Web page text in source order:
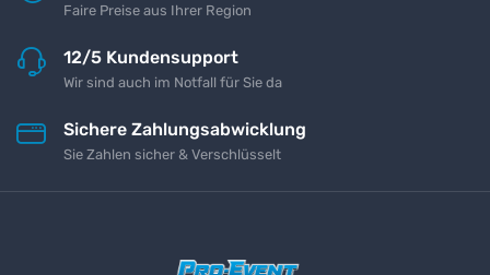
Faire Preise aus Ihrer Region
12/5 Kundensupport
Wir sind auch im Notfall für Sie da
Sichere Zahlungsabwicklung
Sie Zahlen sicher & Verschlüsselt